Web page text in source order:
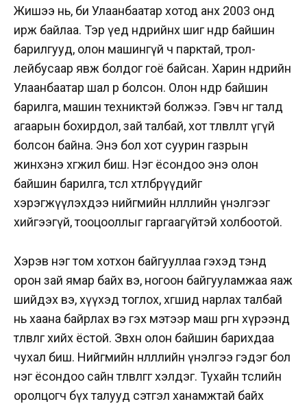
Жишээ нь, би Улаанбаатар хо­тод анх 2003 онд
ирж бай­лаа. Тэр үед өнөөдрийнх шиг өндөр байшин
барилгууд, олон машингүй ч парктай, трол­
лейбусаар явж болдог гоё байсан. Харин өнөөдрийн
Улаан­баатар шал өөр болсон. Олон өндөр байшин
барилга, машин техниктэй болжээ. Гэвч нөгөө талд
агаарын бохирдол, зай талбай, хот төлөвлөлт үгүй
болсон байна. Энэ бол хот суурин газрын
жинхэнэ хөгжил биш. Нэг ёсондоо энэ олон
байшин барилга, төсөл хөтөлбөрүүдийг
хэрэгжүүлэхдээ нийгмийн нө­лөөл­лийн үнэлгээг
хий­гээгүй, тоо­цооллыг гаргаагүйтэй холбоотой.
Хэрэв нэг том хотхон бай­гууллаа гэхэд тэнд
орон зай ямар байх вэ, ногоон байгууламжаа яаж
шийдэх вэ, хүүхэд тоглох, хөгшид нарлах талбай
нь хаана байрлах вэ гэх мэтээр маш өргөн хүрээнд
төлөвлөгөө хийх ёстой. Зөвхөн олон байшин барихдаа
чухал биш. Нийгмийн нөлөөллийн үнэлгээ гэдэг бол
нэг ёсондоо сайн төлөвлөгөөг хэлдэг. Тухайн төслийн
оролцогч бүх талууд сэтгэл ханамжтай байх